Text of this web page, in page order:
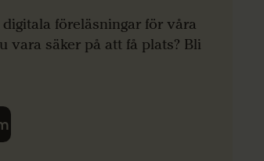
föreläsningar för våra
vara säker på att få plats? Bli